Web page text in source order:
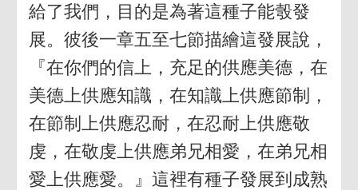
給了我們，目的是為著這種子能彀發
展。彼後一章五至七節描繪這發展說，
『在你們的信上，充足的供應美德，在
美德上供應知識，在知識上供應節制，
在節制上供應忍耐，在忍耐上供應敬
虔，在敬虔上供應弟兄相愛，在弟兄相
愛上供應愛。』這裡有種子發展到成熟